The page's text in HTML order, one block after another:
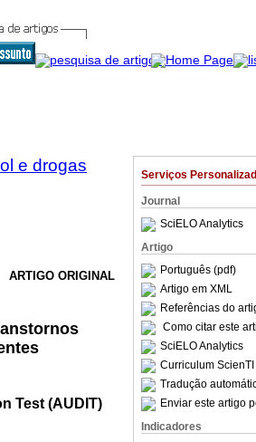
Serviços
Journal
SciELO Analytics
Artigo
Português (pdf)
Artigo em XML
Referências do
Como citar este
SciELO Analytics
Curriculum ScienTI
Tradução
Enviar este artigo
Indicadores
e drogas
ARTIGO ORIGINAL
Test (AUDIT)